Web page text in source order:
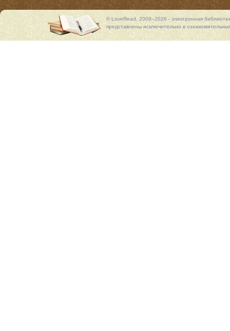
© LoveRead, 2009–2026 - электронная
представлены исключительно в